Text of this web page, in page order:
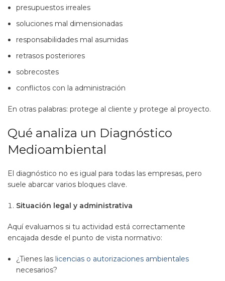
presupuestos irreales
soluciones mal dimensionadas
responsabilidades mal asumidas
retrasos posteriores
sobrecostes
conflictos con la administración
En otras palabras: protege al cliente y protege al proyecto.
Qué analiza un Diagnóstico
Medioambiental
El diagnóstico no es igual para todas las empresas, pero
suele abarcar varios bloques clave.
Situación legal y administrativa
Aquí evaluamos si tu actividad está correctamente
encajada desde el punto de vista normativo:
¿Tienes las licencias o autorizaciones ambientales
necesarios?